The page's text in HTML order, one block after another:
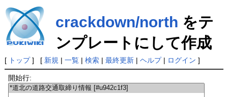
crackdown/north をテ
ンプレートにして作成
[ トップ] [ 新規 | 一覧| 検索| 最終更新| ヘルプ| ログイン ]
開始行: